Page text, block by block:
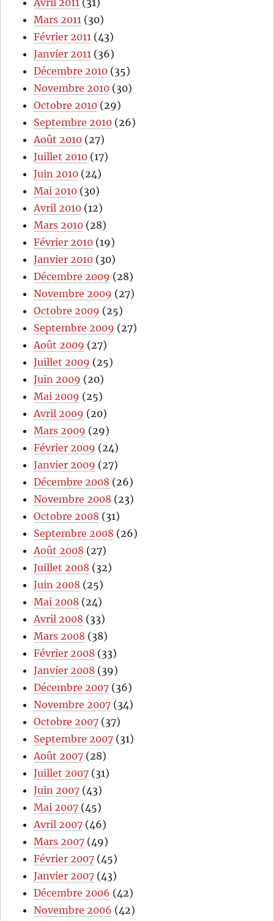
Avril 2011 (31)
Mars 2011 (30)
Février 2011 (43)
Janvier 2011 (36)
Décembre 2010 (35)
Novembre 2010 (30)
Octobre 2010 (29)
Septembre 2010 (26)
Août 2010 (27)
Juillet 2010 (17)
Juin 2010 (24)
Mai 2010 (30)
Avril 2010 (12)
Mars 2010 (28)
Février 2010 (19)
Janvier 2010 (30)
Décembre 2009 (28)
Novembre 2009 (27)
Octobre 2009 (25)
Septembre 2009 (27)
Août 2009 (27)
Juillet 2009 (25)
Juin 2009 (20)
Mai 2009 (25)
Avril 2009 (20)
Mars 2009 (29)
Février 2009 (24)
Janvier 2009 (27)
Décembre 2008 (26)
Novembre 2008 (23)
Octobre 2008 (31)
Septembre 2008 (26)
Août 2008 (27)
Juillet 2008 (32)
Juin 2008 (25)
Mai 2008 (24)
Avril 2008 (33)
Mars 2008 (38)
Février 2008 (33)
Janvier 2008 (39)
Décembre 2007 (36)
Novembre 2007 (34)
Octobre 2007 (37)
Septembre 2007 (31)
Août 2007 (28)
Juillet 2007 (31)
Juin 2007 (43)
Mai 2007 (45)
Avril 2007 (46)
Mars 2007 (49)
Février 2007 (45)
Janvier 2007 (43)
Décembre 2006 (42)
Novembre 2006 (42)